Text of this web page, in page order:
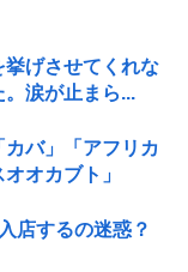
挙げさせてくれな
涙が止まら...
カバ」「アフリカ
オカブト」
店するの迷惑？